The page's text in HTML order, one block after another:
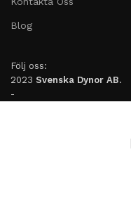
Blog
Följ oss:
2023 Svenska Dynor AB.
-